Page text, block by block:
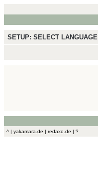
SETUP: SELECT LANGUAGE
^ | yakamara.de | redaxo.de | ?